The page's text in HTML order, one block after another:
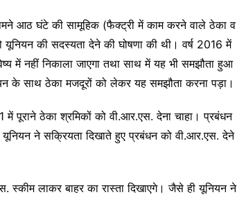
आठ घंटे की सामूहिक (फैक्ट्री में काम करने वाले ठेका व
की सदस्यता देने की घोषणा की थी। वर्ष 2016 में
में नहीं निकाला जाएगा तथा साथ में यह भी समझौता हुआ
के साथ ठेका मजदूरों को लेकर यह समझौता करना पड़ा।
पूराने ठेका श्रमिकों को वी.आर.एस. देना चाहा। प्रबंधन
ने सक्रियता दिखाते हुए प्रबंधन को वी.आर.एस. देने
स्कीम लाकर बाहर का रास्ता दिखाएगे। जैसे ही यूनियन ने